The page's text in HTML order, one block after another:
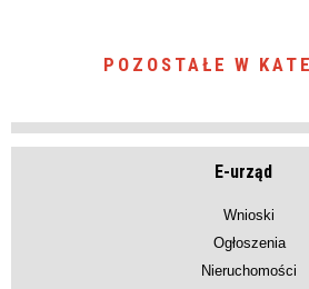
POZOSTAŁE W
E-urząd
Wnioski
Ogłoszenia
Nieruchomości